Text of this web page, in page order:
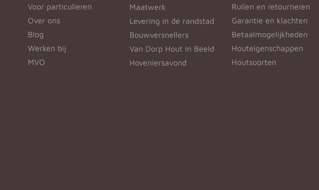
Voor particulieren
Over ons
Blog
Werken bij
MVO
Maatwerk
Levering in de randstad
Bouwversnellers
Van Dorp Hout in Beeld
Hoveniersavond
Ruilen en retourneren
Garantie en klachten
Betaalmogelijkheden
Houteigenschappen
Houtsoorten